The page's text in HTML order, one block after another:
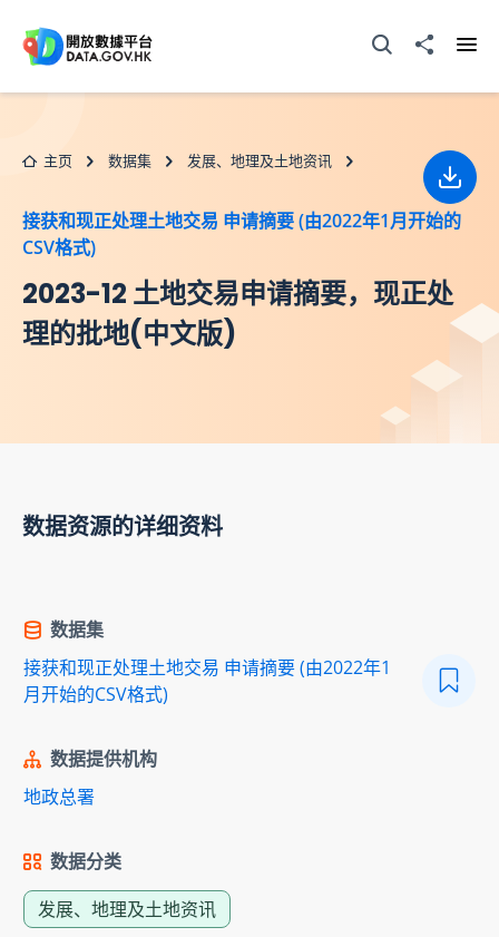
打开搜寻器分享至
主页 数据集 发展、地理及土地资讯
接获和现正处理土地交易 申请摘要 (由2022年1月开始的
CSV格式)
2023-12 土地交易申请摘要，现正处
理的批地(中文版)
下载
数据资源的详细资料
数据集
接获和现正处理土地交易 申请摘要 (由2022年1
月开始的CSV格式)
数据提供机构
地政总署
数据分类
发展、地理及土地资讯